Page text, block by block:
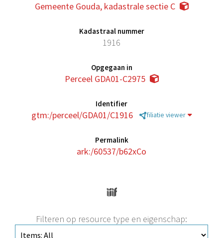
Gemeente Gouda, kadastrale sectie C
Kadastraal nummer
1916
Opgegaan in
Perceel GDA01-C2975
Identifier
gtm:/perceel/GDA01/C1916 filiatie viewer
Permalink
ark:/60537/b62xCo
Filteren op resource type en eigenschap: